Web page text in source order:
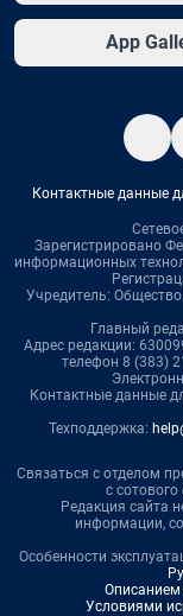
App
Контактные данные
Зарегистрировано
информационных
Учредитель:
Главный
Адрес редакции:
телефон 8 (383)
Контактные данные
Техподдержка:
Связаться с отделом
с
Редакция сайта
информации,
Особенности
Описанием
Условиями